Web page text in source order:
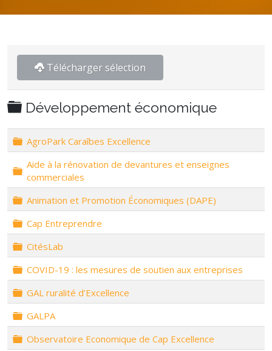
Télécharger sélection
Dossier
Développement économique
Dossier
AgroPark Caraîbes Excellence
Dossier
Aide à la rénovation de devantures et enseignes
commerciales
Dossier
Animation et Promotion Économiques (DAPE)
Dossier
Cap Entreprendre
Dossier
CitésLab
Dossier
COVID-19 : les mesures de soutien aux entreprises
Dossier
GAL ruralité d’Excellence
Dossier
GALPA
Dossier
Observatoire Economique de Cap Excellence